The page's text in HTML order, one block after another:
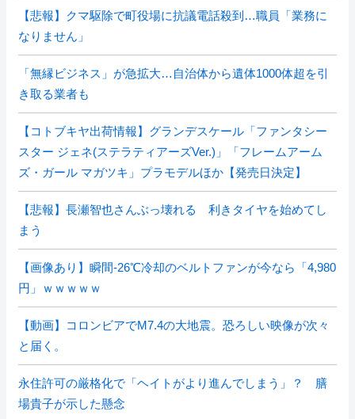
【悲報】クマ駆除で町役場に抗議電話殺到…職員「業務に
なりません」
「無縁ビジネス」が急拡大…自治体から遺体1000体超を引
き取る業者も
【コトブキヤ出荷情報】グランデスケール「ファンタシー
スター ジェネ(ステラティアーズVer.)」「フレームアーム
ズ・ガール マガツキ」プラモデルほか【発売日決定】
【悲報】長瀬智也さんぶっ壊れる 利きタイヤを始めてし
まう
【画像あり】瞬間-26℃冷却のベルトファンが今なら「4,980
円」ｗｗｗｗｗ
【動画】コロンビアでM7.4の大地震。恐ろしい映像が次々
と届く。
永住許可の厳格化で「ヘイトがより進んでしまう」？ 膳
場貴子が示した懸念